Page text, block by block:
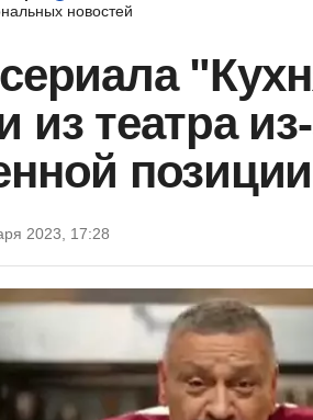
новостей
из театра
позиции
2023, 17:28